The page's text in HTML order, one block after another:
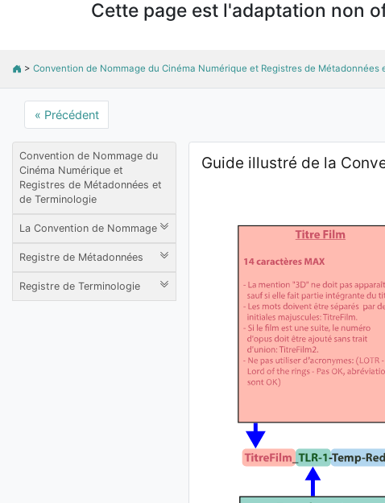
Cette page est l'adaptation non
> Convention de Nommage du Cinéma Numérique et Registres de Métadonnées
« Précédent
Convention de Nommage du
Cinéma Numérique et
Registres de Métadonnées et
de Terminologie
La Convention de Nommage
Registre de Métadonnées
Registre de Terminologie
Guide illustré de la